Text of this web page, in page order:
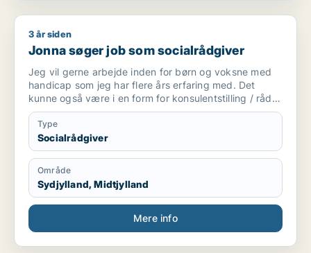
Jonna søger job som socialrådgiver
3 år siden
Jonna søger job som socialrådgiver
Jeg vil gerne arbejde inden for børn og voksne med
handicap som jeg har flere års erfaring med. Det
kunne også være i en form for konsulentstilling / råd
og vejledning indenfor handicap
Type
Socialrådgiver
Område
Sydjylland, Midtjylland
Mere info